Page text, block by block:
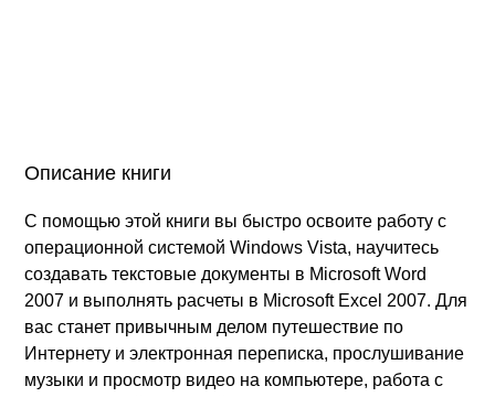
Описание книги
С помощью этой книги вы быстро освоите работу с
операционной системой Windows Vista, научитесь
создавать текстовые документы в Microsoft Word
2007 и выполнять расчеты в Microsoft Excel 2007. Для
вас станет привычным делом путешествие по
Интернету и электронная переписка, прослушивание
музыки и просмотр видео на компьютере, работа с